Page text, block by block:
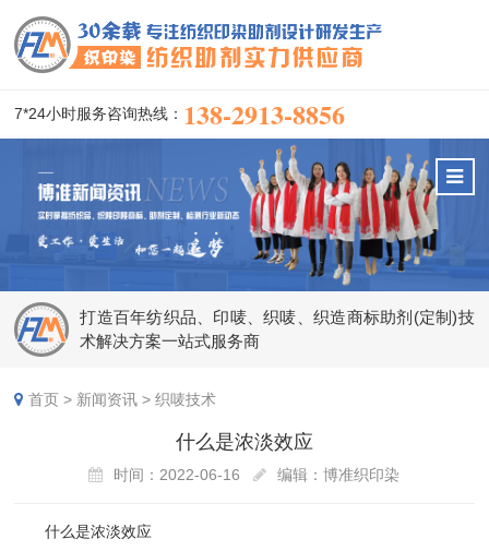
7*24小时服务咨询热线： 138-2913-8856
打造百年纺织品、印唛、织唛、织造商标助剂(定制)技
术解决方案一站式服务商
首页 > 新闻资讯 >织唛技术
什么是浓淡效应
时间：2022-06-16 编辑：博准织印染
什么是浓淡效应